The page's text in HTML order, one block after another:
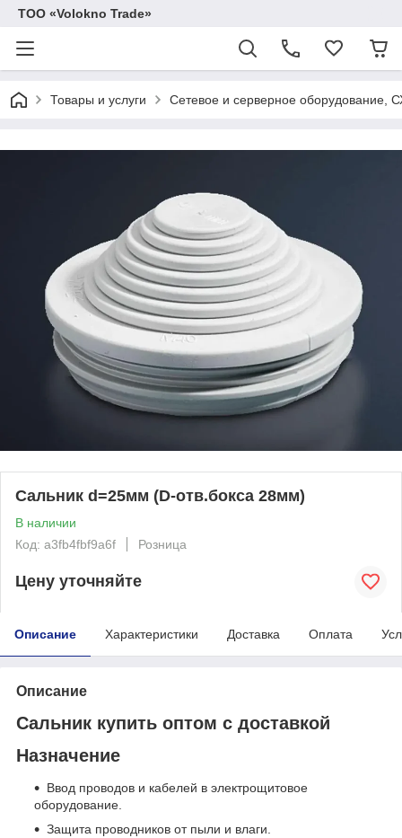
ТОО «Volokno Trade»
Товары и услуги Сетевое и серверное оборудование,
Сальник d=25мм (D-отв.бокса 28мм)
В наличии
Код: a3fb4fbf9a6f
Розница
Цену уточняйте
Описание Характеристики Доставка Оплата
Описание
Сальник купить оптом с доставкой
Назначение
Ввод проводов и кабелей в электрощитовое
оборудование.
Защита проводников от пыли и влаги.